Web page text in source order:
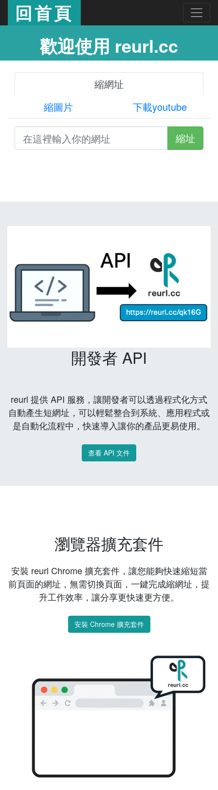
回首頁
歡迎使用 reurl.cc
縮網址
縮圖片
下載youtube
縮址
開發者 API
reurl 提供 API 服務，讓開發者可以透過程式化方式
自動產生短網址，可以輕鬆整合到系統、應用程式或
是自動化流程中，快速導入讓你的產品更易使用。
查看 API 文件
瀏覽器擴充套件
安裝 reurl Chrome 擴充套件，讓您能夠快速縮短當
前頁面的網址，無需切換頁面，一鍵完成縮網址，提
升工作效率，讓分享更快速更方便。
安裝 Chrome 擴充套件